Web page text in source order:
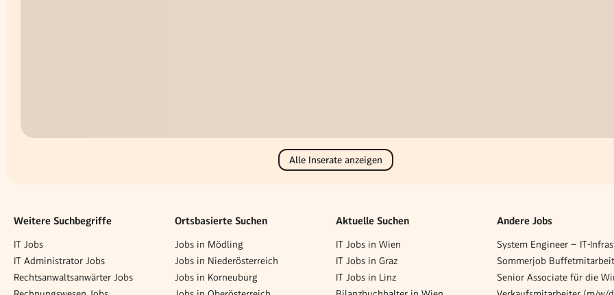
Alle Inserate anzeigen
Weitere Suchbegriffe
IT Jobs
IT Administrator Jobs
Rechtsanwaltsanwärter Jobs
Ortsbasierte Suchen
Jobs in Mödling
Jobs in Niederösterreich
Jobs in Korneuburg
Aktuelle Suchen
IT Jobs in Wien
IT Jobs in Graz
IT Jobs in Linz
Andere Jobs